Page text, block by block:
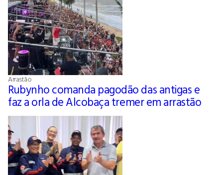
Arrastão
Rubynho comanda pagodão das antigas e
faz a orla de Alcobaça tremer em arrastão